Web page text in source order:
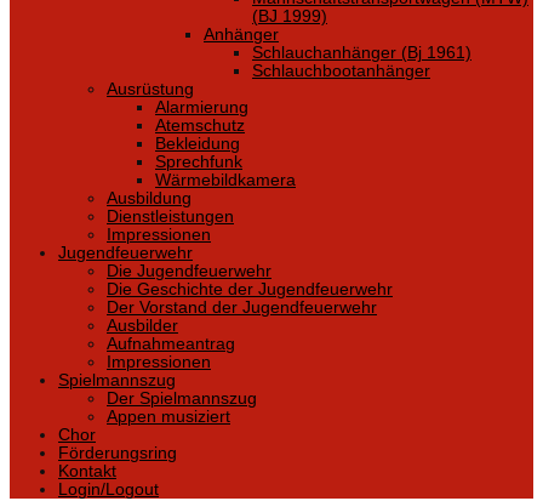
(BJ 1999)
Anhänger
Schlauchanhänger (Bj 1961)
Schlauchbootanhänger
Ausrüstung
Alarmierung
Atemschutz
Bekleidung
Sprechfunk
Wärmebildkamera
Ausbildung
Dienstleistungen
Impressionen
Jugendfeuerwehr
Die Jugendfeuerwehr
Die Geschichte der Jugendfeuerwehr
Der Vorstand der Jugendfeuerwehr
Ausbilder
Aufnahmeantrag
Impressionen
Spielmannszug
Der Spielmannszug
Appen musiziert
Chor
Förderungsring
Kontakt
Login/Logout